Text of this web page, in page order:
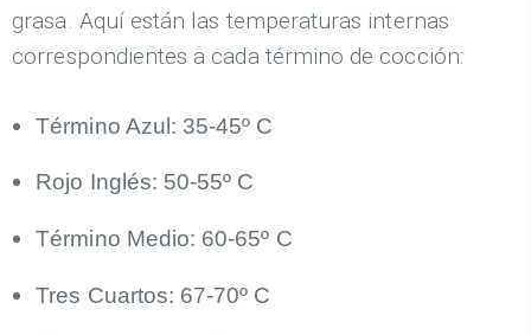
grasa. Aquí están las temperaturas internas
correspondientes a cada término de cocción:
Término Azul: 35-45º C
Rojo Inglés: 50-55º C
Término Medio: 60-65º C
Tres Cuartos: 67-70º C